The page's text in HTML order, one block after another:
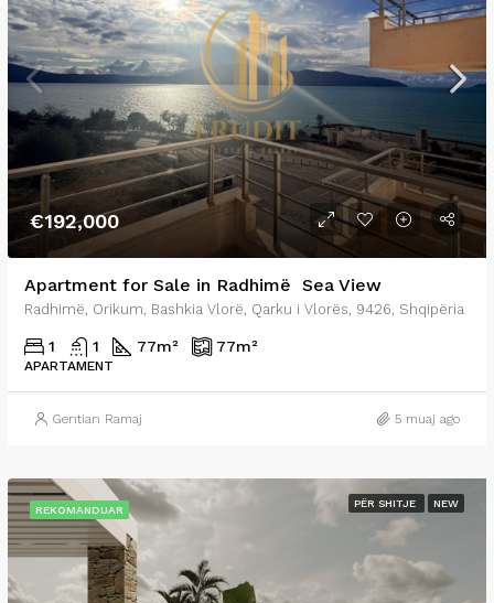
€192,000
Apartment for Sale in Radhimë Sea View
Radhimë, Orikum, Bashkia Vlorë, Qarku i Vlorës, 9426, Shqipëria
1 1 77m² 77m²
APARTAMENT
Gentian Ramaj 5 muaj ago
REKOMANDUAR
PËR SHITJE NEW